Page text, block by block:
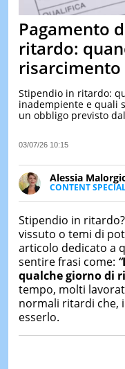
Pagamento
ritardo:
Stipendio in ritardo:
inadempiente e quali
un obbligo previsto
03/07/26 10:15
Alessia
CONTENT
Ha conseguito
occupa della
dello sviluppo
canali digitali.
Stipendio in
vissuto o temi di
articolo dedicato a
sentire frasi come: “
qualche giorno di
tempo, molti
normali ritardi che,
esserlo.